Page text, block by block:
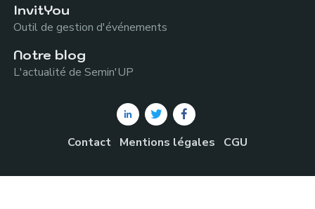
InvitYou
Outil de gestion d'événements
Notre blog
L'actualité de Semin'UP
Contact Mentions légales CGU